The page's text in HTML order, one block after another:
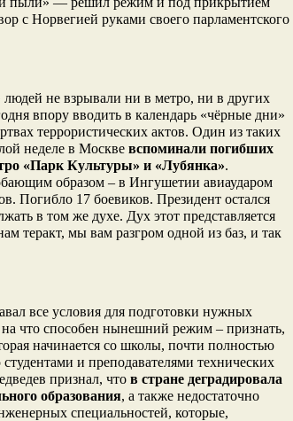
с Норвегией руками своего парламентского
не взрывали ни в метро, ни в других
впору вводить в календарь «чёрные дни»
террористических актов. Один из таких
неделе в Москве вспоминали погибших
«Парк Культуры» и «Лубянка».
образом – в Ингушетии авиаударом
Погибло 17 боевиков. Президент остался
в том же духе. Дух этот представляется
теракт, мы вам разгром одной из баз, и так
все условия для подготовки нужных
что способен нынешний режим – признать,
начинается со школы, почти полностью
студентами и преподавателями технических
признал, что в стране деградировала
образования, а также недостаточно
специальностей, которые,